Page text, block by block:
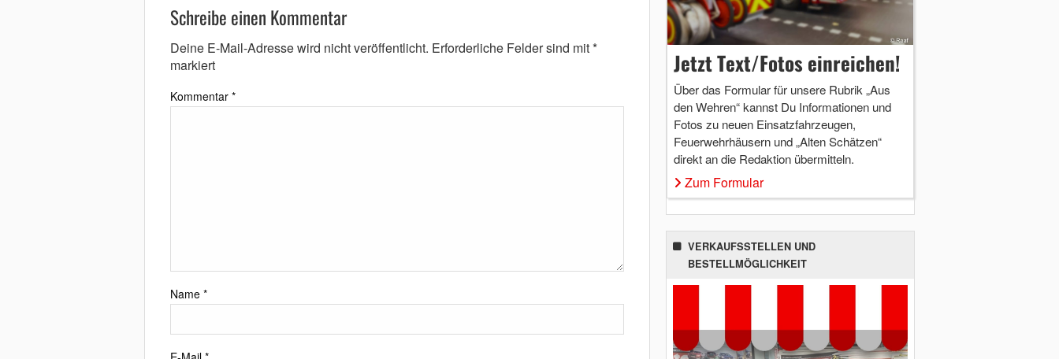
Schreibe einen Kommentar
Deine E-Mail-Adresse wird nicht veröffentlicht. Erforderliche Felder sind mit*
markiert
Kommentar *
Name *
Jetzt Text/Fotos einreichen!
Über das Formular für unsere Rubrik „Aus
den Wehren“ kannst Du Informationen und
Fotos zu neuen Einsatzfahrzeugen,
Feuerwehrhäusern und „Alten Schätzen“
direkt an die Redaktion übermitteln.
Zum Formular
VERKAUFSSTELLEN UND
BESTELLMÖGLICHKEIT